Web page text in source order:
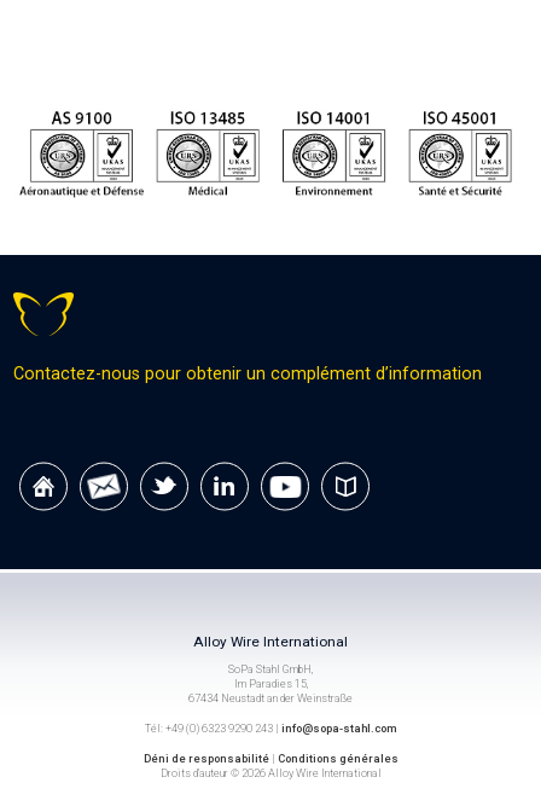
Contactez-nous pour obtenir un complément d’information
Alloy Wire International
SoPa Stahl GmbH,
Im Paradies 15,
67434 Neustadt an der Weinstraße
Tél: +49 (0) 6323 9290 243 | info@sopa-stahl.com
Déni de responsabilité| Conditions générales
Droits d’auteur © 2026 Alloy Wire International